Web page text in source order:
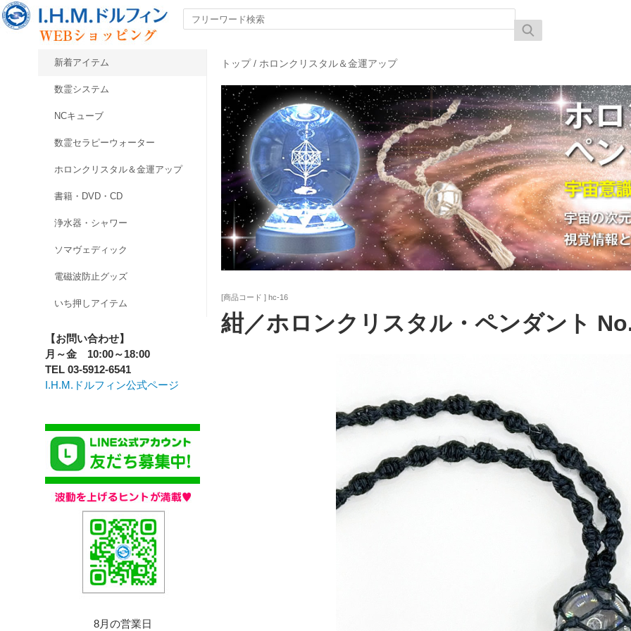
新着アイテム
数霊システム
NCキューブ
数霊セラピーウォーター
ホロンクリスタル＆金運アップ
書籍・DVD・CD
浄水器・シャワー
ソマヴェディック
電磁波防止グッズ
いち押しアイテム
【お問い合わせ】
月～金 10:00～18:00
TEL 03-5912-6541
I.H.M.ドルフィン公式ページ
8月の営業日
トップ/ ホロンクリスタル＆金運アップ
[商品コード ] hc-16
紺／ホロンクリスタル・ペンダント